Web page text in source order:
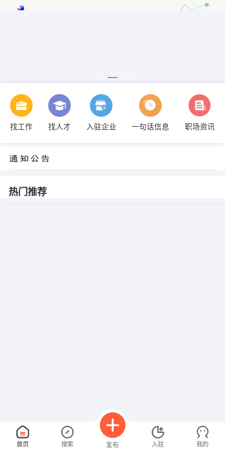
找工作 找人才 入驻企业 一句话信息 职场资讯
热门推荐
首页 搜索 发布 入驻 我的